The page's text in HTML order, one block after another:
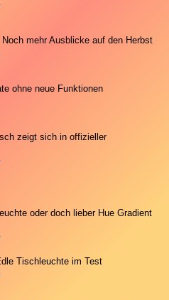
mehr Ausblicke auf den Herbst
ohne neue Funktionen
zeigt sich in offizieller
oder doch lieber Hue Gradient
Tischleuchte im Test